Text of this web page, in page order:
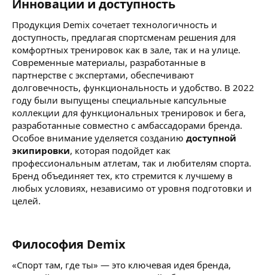
Инновации и доступность​
Продукция Demix сочетает технологичность и
доступность, предлагая спортсменам решения для
комфортных тренировок как в зале, так и на улице.
Современные материалы, разработанные в
партнерстве с экспертами, обеспечивают
долговечность, функциональность и удобство. В 2022
году были выпущены специальные капсульные
коллекции для функциональных тренировок и бега,
разработанные совместно с амбассадорами бренда.
Особое внимание уделяется созданию доступной
экипировки, которая подойдет как
профессиональным атлетам, так и любителям спорта.
Бренд объединяет тех, кто стремится к лучшему в
любых условиях, независимо от уровня подготовки и
целей.
Философия Demix​
«Спорт там, где ты» — это ключевая идея бренда,